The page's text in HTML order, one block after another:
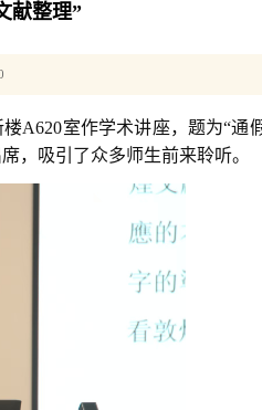
献整理”
A620室作学术讲座，题为“
，吸引了众多师生前来聆听。